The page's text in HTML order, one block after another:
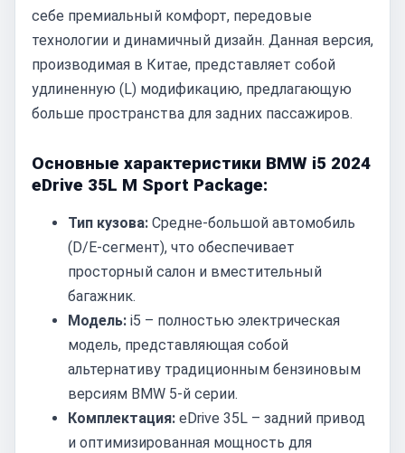
себе премиальный комфорт, передовые
технологии и динамичный дизайн. Данная версия,
производимая в Китае, представляет собой
удлиненную (L) модификацию, предлагающую
больше пространства для задних пассажиров.
Основные характеристики BMW i5 2024
eDrive 35L M Sport Package:
Тип кузова: Средне-большой автомобиль
(D/E-сегмент), что обеспечивает
просторный салон и вместительный
багажник.
Модель: i5 – полностью электрическая
модель, представляющая собой
альтернативу традиционным бензиновым
версиям BMW 5-й серии.
Комплектация: eDrive 35L – задний привод
и оптимизированная мощность для